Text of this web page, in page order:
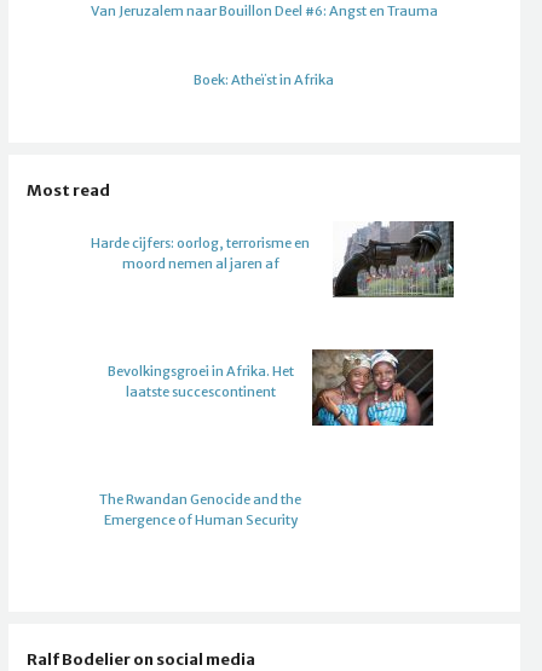
Van Jeruzalem naar Bouillon Deel #6: Angst en Trauma
Boek: Atheïst in Afrika
Most read
Harde cijfers: oorlog, terrorisme en
moord nemen al jaren af
Bevolkingsgroei in Afrika. Het
laatste succescontinent
The Rwandan Genocide and the
Emergence of Human Security
Ralf Bodelier on social media